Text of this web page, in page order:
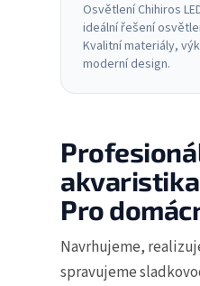
Osvětlení Chihiros
ideální řešení
Kvalitní materiály,
moderní design.
Pro
Navrhujeme,
spravujeme